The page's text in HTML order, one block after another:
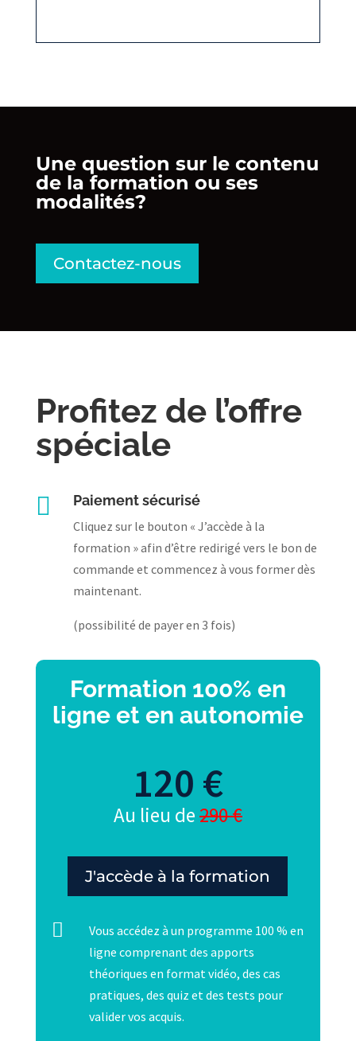
Une question sur le contenu
de la formation ou ses
modalités?
Contactez-nous
Profitez de l’offre
spéciale
 Paiement sécurisé
Cliquez sur le bouton « J’accède à la
formation » afin d’être redirigé vers le bon de
commande et commencez à vous former dès
maintenant.
(possibilité de payer en 3 fois)
Formation 100% en
ligne et en autonomie
120 €
Au lieu de290 €
J'accède à la formation

Vous accédez à un programme 100 % en
ligne comprenant des apports
théoriques en format vidéo, des cas
pratiques, des quiz et des tests pour
valider vos acquis.